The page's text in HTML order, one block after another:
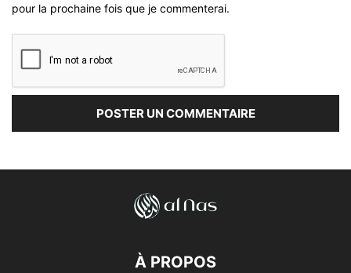
pour la prochaine fois que je commenterai.
À PROPOS